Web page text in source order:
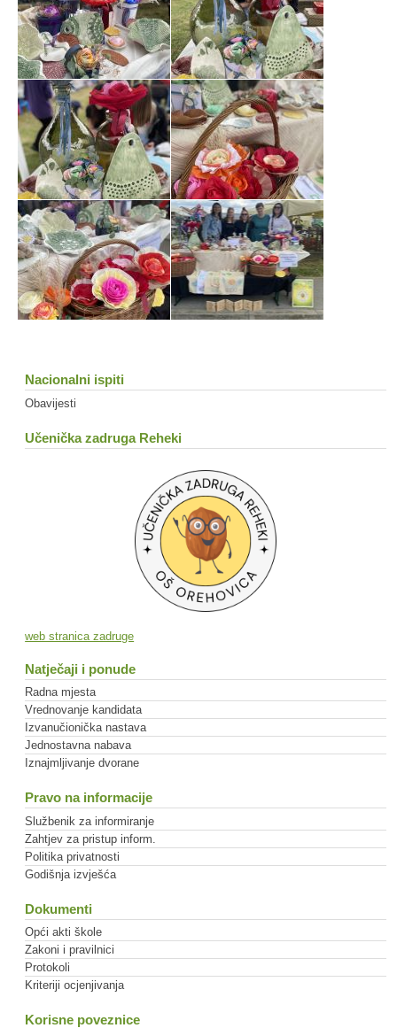
Nacionalni ispiti
Obavijesti
Učenička zadruga Reheki
web stranica zadruge
Natječaji i ponude
Radna mjesta
Vrednovanje kandidata
Izvanučionička nastava
Jednostavna nabava
Iznajmljivanje dvorane
Pravo na informacije
Službenik za informiranje
Zahtjev za pristup inform.
Politika privatnosti
Godišnja izvješća
Dokumenti
Opći akti škole
Zakoni i pravilnici
Protokoli
Kriteriji ocjenjivanja
Korisne poveznice